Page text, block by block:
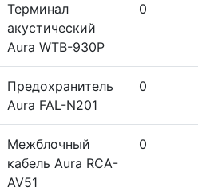
Терминал
акустический
Aura WTB-930P
0
Предохранитель
Aura FAL-N201
0
Межблочный
кабель Aura RCA-
AV51
0